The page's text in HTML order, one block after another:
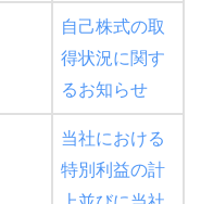
自己株式の取
得状況に関す
るお知らせ
当社における
特別利益の計